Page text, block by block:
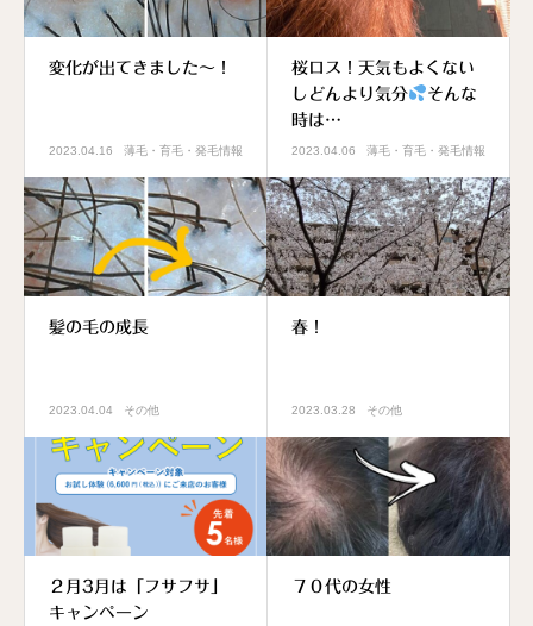
変化が出てきました～！
2023.04.16 薄毛・育毛・発毛情報
桜ロス！天気もよくない
しどんより気分
そんな
時は…
2023.04.06 薄毛・育毛・発毛情報
髪の毛の成長
2023.04.04 その他
春！
2023.03.28 その他
２月3月は「フサフサ」
キャンペーン
７０代の女性